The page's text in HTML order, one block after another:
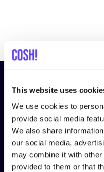
This website uses
We use cookies to
provide social media
We also share
our social media,
may combine it with
provided to them or that
Abonniere
und bleibe auf
Vorname*
E-Mail-Adresse*